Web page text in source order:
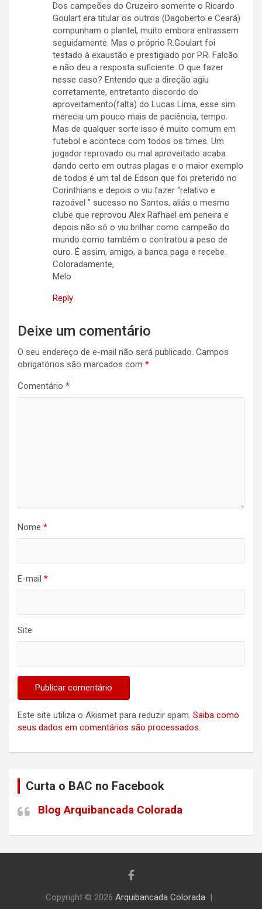
Dos campeões do Cruzeiro somente o Ricardo
Goulart era titular os outros (Dagoberto e Ceará)
compunham o plantel, muito embora entrassem
seguidamente. Mas o próprio R.Goulart foi
testado à exaustão e prestigiado por P.R. Falcão
e não deu a resposta suficiente. O que fazer
nesse caso? Entendo que a direção agiu
corretamente, entretanto discordo do
aproveitamento(falta) do Lucas Lima, esse sim
merecia um pouco mais de paciência, tempo.
Mas de qualquer sorte isso é muito comum em
futebol e acontece com todos os times. Um
jogador reprovado ou mal aproveitado acaba
dando certo em outras plagas e o maior exemplo
de todos é um tal de Edson que foi preterido no
Corinthians e depois o viu fazer “relativo e
razoável ” sucesso no Santos, aliás o mesmo
clube que reprovou Alex Rafhael em peneira e
depois não só o viu brilhar como campeão do
mundo como também o contratou a peso de
ouro. É assim, amigo, a banca paga e recebe.
Coloradamente,
Melo
Reply
Deixe um comentário
O seu endereço de e-mail não será publicado. Campos
obrigatórios são marcados com *
Comentário *
Nome *
E-mail *
Site
Este site utiliza o Akismet para reduzir spam. Saiba como
seus dados em comentários são processados.
Curta o BAC no Facebook
Blog Arquibancada Colorada
Copyright © 2026 Arquibancada Colorada